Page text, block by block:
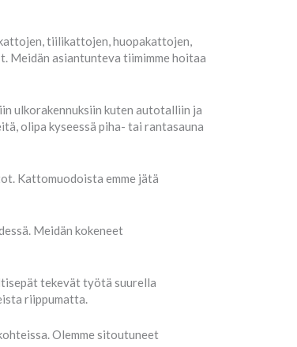
tiilikattojen, huopakattojen,
Meidän asiantunteva tiimimme hoitaa
ulkorakennuksiin kuten autotalliin ja
olipa kyseessä piha- tai rantasauna
Kattomuodoista emme jätä
Meidän kokeneet
tekevät työtä suurella
riippumatta.
Olemme sitoutuneet